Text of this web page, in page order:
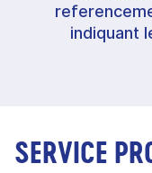
indiquant
SERVICE